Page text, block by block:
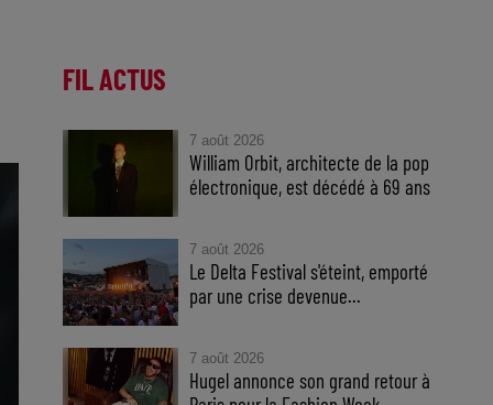
FIL ACTUS
7 août 2026
William Orbit, architecte de la pop
électronique, est décédé à 69 ans
7 août 2026
Le Delta Festival s'éteint, emporté
par une crise devenue...
7 août 2026
Hugel annonce son grand retour à